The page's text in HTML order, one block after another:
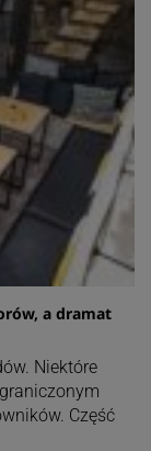
a dramat
Niektóre
Część